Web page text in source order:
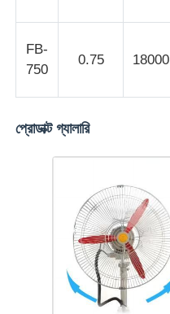
আমাদের সম্পর্কে
মান নিয়ন্ত্রণ
আমাদের সাথে যোগাযোগ করুন
FB-
750
0.75 18000
প্রোডাক্ট গ্যালারি